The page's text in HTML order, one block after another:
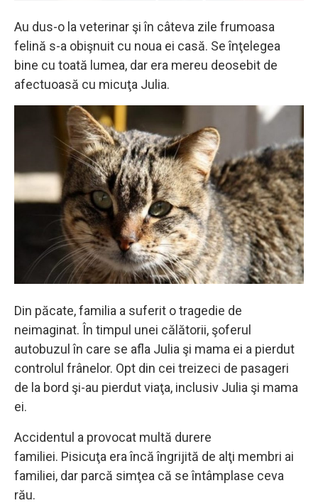
Au dus-o la veterinar şi în câteva zile frumoasa
felină s-a obişnuit cu noua ei casă. Se înţelegea
bine cu toată lumea, dar era mereu deosebit de
afectuoasă cu micuţa Julia.
Din păcate, familia a suferit o tragedie de
neimaginat. În timpul unei călătorii, şoferul
autobuzul în care se afla Julia şi mama ei a pierdut
controlul frânelor. Opt din cei treizeci de pasageri
de la bord şi-au pierdut viaţa, inclusiv Julia şi mama
ei.
Accidentul a provocat multă durere
familiei. Pisicuţa era încă îngrijită de alţi membri ai
familiei, dar parcă simţea că se întâmplase ceva
rău.